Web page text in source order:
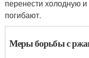
перенести холодную
погибают.
Меры борьбы с